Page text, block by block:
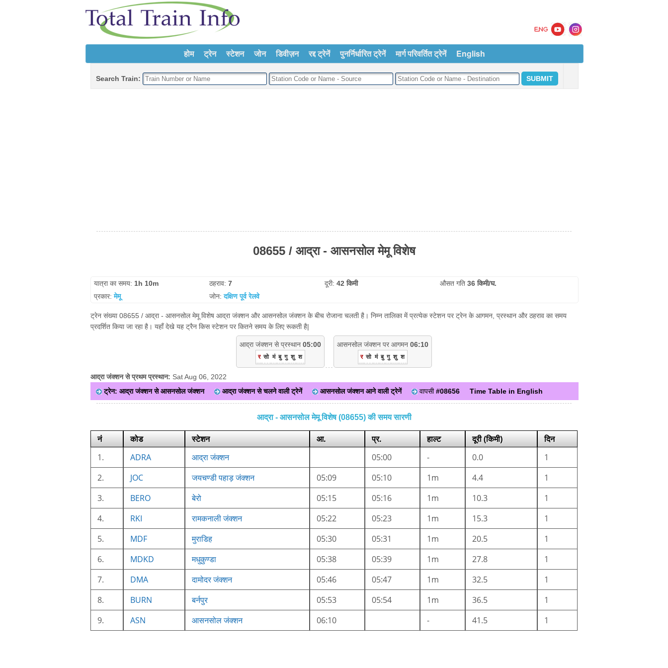
होम ट्रेन स्टेशन जोन डिवीज़न रद्द ट्रेनें पुनर्निर्धारित ट्रेनें मार्ग परिवर्तित ट्रेनें English
Search Train:
08655 / आद्रा - आसनसोल मेमू विशेष
यात्रा का समय: 1h 10m ठहराव: 7 दूरी: 42 किमी औसत गति 36 किमी/घ.
प्रकार:मेमू जोन:दक्षिण पूर्व रेलवे
ट्रेन संख्या 08655 / आद्रा - आसनसोल मेमू विशेष आद्रा जंक्शन और आसनसोल जंक्शन के बीच रोजाना चलती है। निम्न तालिका में प्रत्येक स्टेशन पर ट्रेन के आगमन, प्रस्थान और ठहराव का समय
प्रदर्शित किया जा रहा है। यहाँ देखे यह ट्रैन किस स्टेशन पर कितने समय के लिए रूकती है|
आद्रा जंक्शन से प्रस्थान 05:00
र सो मं बु गु शु श
आसनसोल जंक्शन पर आगमन 06:10
र सो मं बु गु शु श
आद्रा जंक्शन से प्रथम प्रस्थान: Sat Aug 06, 2022
ट्रेन: आद्रा जंक्शन से आसनसोल जंक्शन
आद्रा जंक्शन से चलने वाली ट्रेनें आसनसोल जंक्शन आने वाली ट्रेनें वापसी#08656 Time Table in English
आद्रा - आसनसोल मेमू विशेष (08655) की समय सारणी
नं कोड स्टेशन आ. प्र. हाल्ट दूरी (किमी)
दिन
1.
ADRA आद्रा जंक्शन 05:00 - 0.0
1
2.
JOC जयचण्डी पहाड़ जंक्शन 05:09 05:10 1m 4.4
1
3.
BERO बेरो 05:15 05:16 1m 10.3
1
4.
RKI रामकनाली जंक्शन 05:22 05:23 1m 15.3
1
5.
MDF मुराडिह 05:30 05:31 1m 20.5
1
6.
MDKD मधुकुण्डा 05:38 05:39 1m 27.8
1
7.
DMA दामोदर जंक्शन 05:46 05:47 1m 32.5
1
8.
BURN बर्नपुर 05:53 05:54 1m 36.5
1
9.
ASN आसनसोल जंक्शन 06:10 - 41.5 1